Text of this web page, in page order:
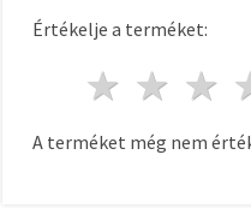
Értékelje a terméket:
2
1
A terméket még nem